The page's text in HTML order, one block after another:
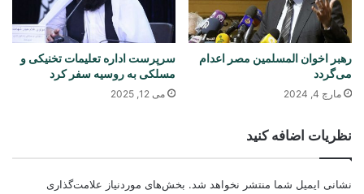
رهبر اخوان المسلمین مصر اعدام
می‌گردد
مارچ 4, 2024
سرپرست اداره تعلیمات تخنیکی و
مسلکی به روسیه سفر کرد
می 12, 2025
نظریات اضافه کنید
نشانی ایمیل شما منتشر نخواهد شد. بخش‌های موردنیاز علامت‌گذاری